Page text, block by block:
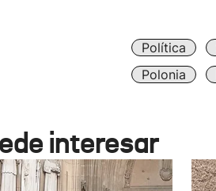
Política
Polonia
interesar